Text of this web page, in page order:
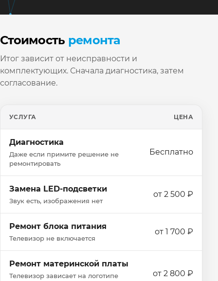
Стоимость ремонта
Итог зависит от неисправности и
комплектующих. Сначала диагностика, затем
согласование.
УСЛУГА ЦЕНА
Диагностика
Даже если примите решение не
ремонтировать
Бесплатно
Замена LED-подсветки
Звук есть, изображения нет
от 2 500 ₽
Ремонт блока питания
Телевизор не включается
от 1 700 ₽
Ремонт материнской платы
Телевизор зависает на логотипе
от 2 800 ₽